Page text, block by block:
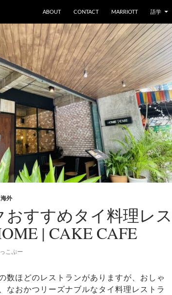
ABOUT CONTACT MARRIOTT 語学
海外
おすすめタイ料理レス
| CAKE CAFE
こぷー
数ほどのレストランがありますが、おしゃ
なおかつリーズナブルなタイ料理レストラ